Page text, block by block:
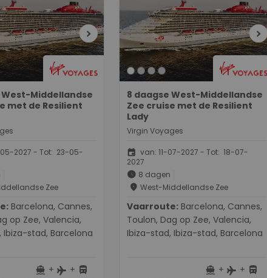
chevron_right
West-Middellandse
met de Resilient
2027 - Tot: 23-05-
Zee
op Zee, Valencia,
Ibiza-stad, Barcelona
directions_boat + flight + directions_bus
chevron_right
8 daagse West-Middellandse
Zee cruise met de Resilient
Lady
Virgin Voyages
event van: 11-07-2027 - Tot: 18-07-
2027
schedule 8 dagen
place West-Middellandse Zee
Vaarroute:
Toulon, Dag op Zee, Valencia,
Ibiza-stad, Ibiza-stad, Barcelona
directions_boat + flight + directions_bus